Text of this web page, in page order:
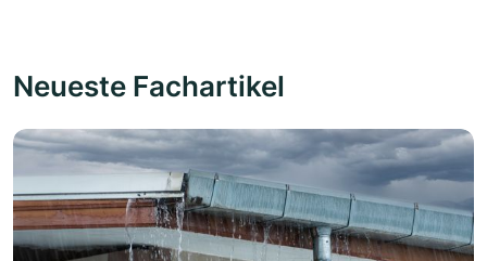
Neueste Fachartikel